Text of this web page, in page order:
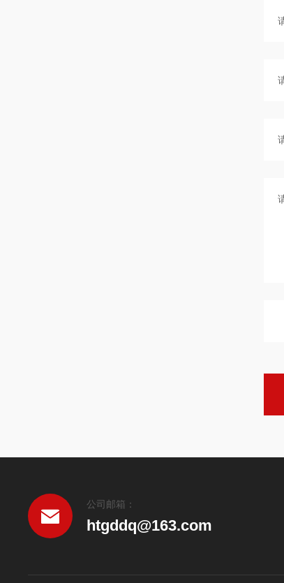
公司邮箱：
htgddq@163.com